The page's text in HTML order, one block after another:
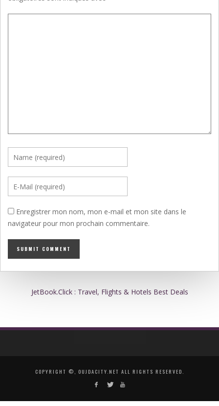
Enregistrer mon nom, mon e-mail et mon site dans le
navigateur pour mon prochain commentaire.
JetBook.Click : Travel, Flights & Hotels Best Deals
COPYRIGHT ©, OUJDACITY.NET ALL RIGHTS RESERVED.